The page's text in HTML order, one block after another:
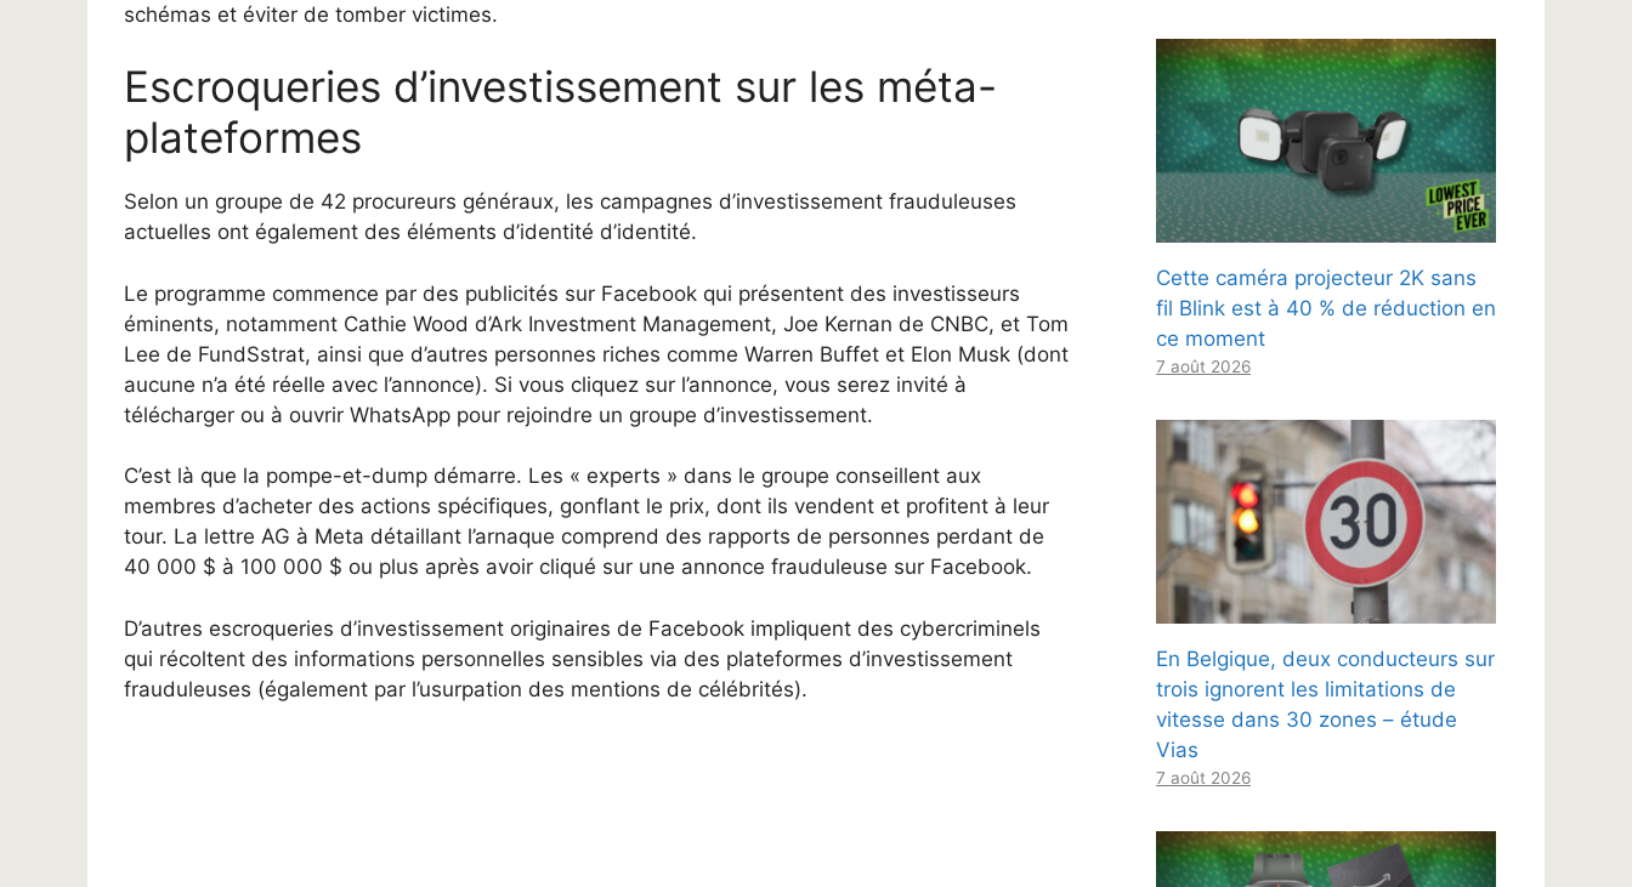
schémas et éviter de tomber victimes.
Escroqueries d’investissement sur les méta-
plateformes
Selon un groupe de 42 procureurs généraux, les campagnes d’investissement frauduleuses
actuelles ont également des éléments d’identité d’identité.
Le programme commence par des publicités sur Facebook qui présentent des investisseurs
éminents, notamment Cathie Wood d’Ark Investment Management, Joe Kernan de CNBC, et Tom
Lee de FundSstrat, ainsi que d’autres personnes riches comme Warren Buffet et Elon Musk (dont
aucune n’a été réelle avec l’annonce). Si vous cliquez sur l’annonce, vous serez invité à
télécharger ou à ouvrir WhatsApp pour rejoindre un groupe d’investissement.
C’est là que la pompe-et-dump démarre. Les « experts » dans le groupe conseillent aux
membres d’acheter des actions spécifiques, gonflant le prix, dont ils vendent et profitent à leur
tour. La lettre AG à Meta détaillant l’arnaque comprend des rapports de personnes perdant de
40 000 $ à 100 000 $ ou plus après avoir cliqué sur une annonce frauduleuse sur Facebook.
D’autres escroqueries d’investissement originaires de Facebook impliquent des cybercriminels
qui récoltent des informations personnelles sensibles via des plateformes d’investissement
frauduleuses (également par l’usurpation des mentions de célébrités).
Cette caméra projecteur 2K sans
fil Blink est à 40 % de réduction en
ce moment
7 août 2026
En Belgique, deux conducteurs sur
trois ignorent les limitations de
vitesse dans 30 zones – étude
Vias
7 août 2026